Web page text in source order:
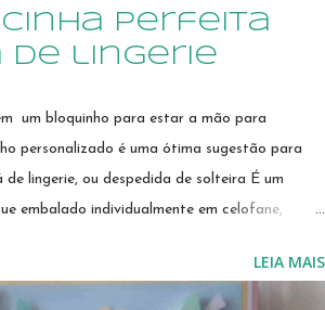
perfeita
de lingerie
um bloquinho para estar a mão para
personalizado é uma ótima sugestão para
de lingerie, ou despedida de solteira É um
embalado individualmente em celofane,
sonimary.ribeiro@amornopapel.com
LEIA MAIS